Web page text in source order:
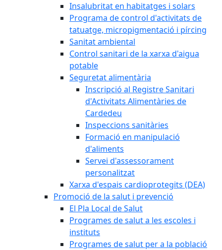
Insalubritat en habitatges i solars
Programa de control d'activitats de
tatuatge, micropigmentació i pírcing
Sanitat ambiental
Control sanitari de la xarxa d'aigua
potable
Seguretat alimentària
Inscripció al Registre Sanitari
d'Activitats Alimentàries de
Cardedeu
Inspeccions sanitàries
Formació en manipulació
d'aliments
Servei d'assessorament
personalitzat
Xarxa d'espais cardioprotegits (DEA)
Promoció de la salut i prevenció
El Pla Local de Salut
Programes de salut a les escoles i
instituts
Programes de salut per a la població